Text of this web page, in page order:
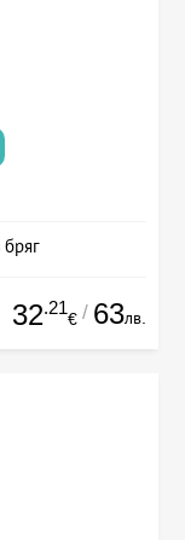
32.21
€ / 63лв.